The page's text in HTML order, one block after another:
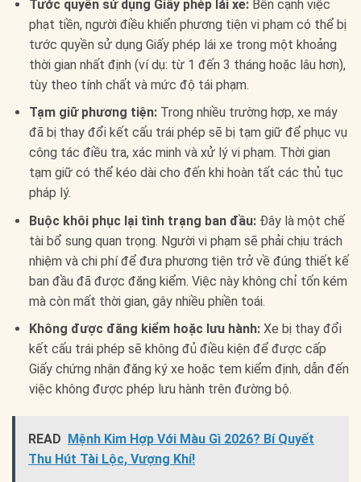
Tước quyền sử dụng Giấy phép lái xe:Bên cạnh việc
phạt tiền, người điều khiển phương tiện vi phạm có thể bị
tước quyền sử dụng Giấy phép lái xe trong một khoảng
thời gian nhất định (ví dụ: từ 1 đến 3 tháng hoặc lâu hơn),
tùy theo tính chất và mức độ tái phạm.
Tạm giữ phương tiện:Trong nhiều trường hợp, xe máy
đã bị thay đổi kết cấu trái phép sẽ bị tạm giữ để phục vụ
công tác điều tra, xác minh và xử lý vi phạm. Thời gian
tạm giữ có thể kéo dài cho đến khi hoàn tất các thủ tục
pháp lý.
Buộc khôi phục lại tình trạng ban đầu:Đây là một chế
tài bổ sung quan trọng. Người vi phạm sẽ phải chịu trách
nhiệm và chi phí để đưa phương tiện trở về đúng thiết kế
ban đầu đã được đăng kiểm. Việc này không chỉ tốn kém
mà còn mất thời gian, gây nhiều phiền toái.
Không được đăng kiểm hoặc lưu hành:Xe bị thay đổi
kết cấu trái phép sẽ không đủ điều kiện để được cấp
Giấy chứng nhận đăng ký xe hoặc tem kiểm định, dẫn đến
việc không được phép lưu hành trên đường bộ.
READ Mệnh Kim Hợp Với Màu Gì 2026? Bí Quyết
Thu Hút Tài Lộc, Vượng Khí!